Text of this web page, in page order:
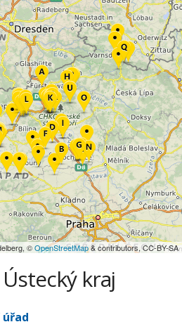
©OpenStreetMap& contributors, CC-BY-SA
kraj
úřad